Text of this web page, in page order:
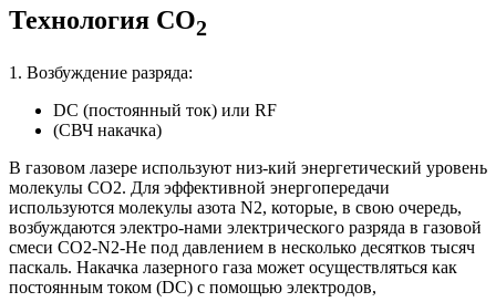
Технология CO2
1. Возбуждение разряда:
DC (постоянный ток) или RF
(СВЧ накачка)
В газовом лазере используют низ-кий энергетический уровень
молекулы CO2. Для эффективной энергопередачи
используются молекулы азота N2, которые, в свою очередь,
возбуждаются электро-нами электрического разряда в газовой
смеси CO2-N2-He под давлением в несколько десятков тысяч
паскаль. Накачка лазерного газа может осуществляться как
постоянным током (DC) с помощью электродов,